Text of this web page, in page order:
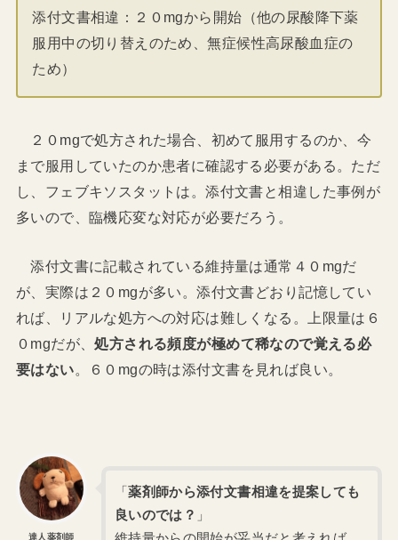
添付文書相違：２０mgから開始（他の尿酸降下薬
服用中の切り替えのため、無症候性高尿酸血症の
ため）
２０mgで処方された場合、初めて服用するのか、今
まで服用していたのか患者に確認する必要がある。ただ
し、フェブキソスタットは。添付文書と相違した事例が
多いので、臨機応変な対応が必要だろう。
添付文書に記載されている維持量は通常４０mgだ
が、実際は２０mgが多い。添付文書どおり記憶してい
れば、リアルな処方への対応は難しくなる。上限量は６
０mgだが、処方される頻度が極めて稀なので覚える必
要はない。６０mgの時は添付文書を見れば良い。
達人薬剤師
「薬剤師から添付文書相違を提案しても
良いのでは？ 」